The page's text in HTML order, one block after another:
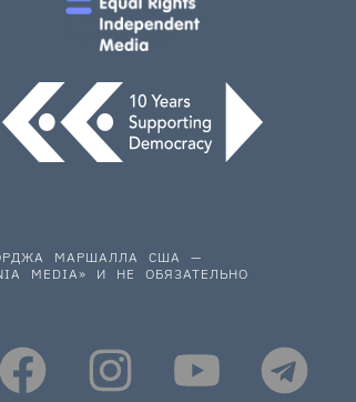
МАРШАЛЛА США —
MEDIA» И НЕ ОБЯЗАТЕЛЬНО